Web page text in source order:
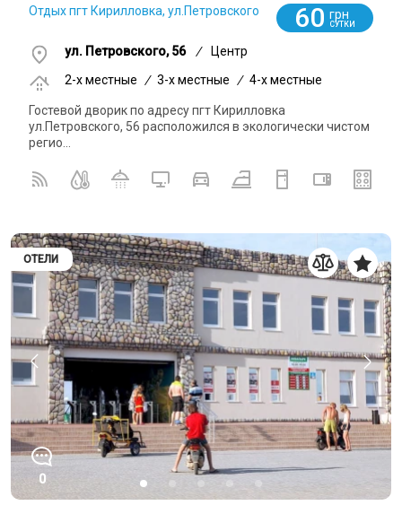
Отдых пгт Кирилловка, ул.Петровского 60 грн
СУТКИ
ул. Петровского, 56 /
Центр
2-x местные
/ 3-x местные / 4-x местные
Гостевой дворик по адресу пгт Кирилловка
ул.Петровского, 56 расположился в экологически чистом
регио...
ОТЕЛИ
0